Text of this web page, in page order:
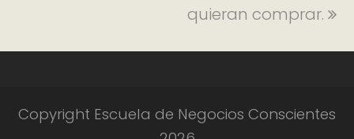
quieran comprar.
Copyright Escuela de Negocios Conscientes